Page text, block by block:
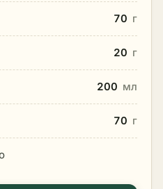
70 г
20 г
200 мл
70 г